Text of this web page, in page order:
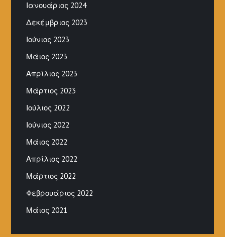
Ιανουάριος 2024
Δεκέμβριος 2023
Ιούνιος 2023
Μάιος 2023
Απρίλιος 2023
Μάρτιος 2023
Ιούλιος 2022
Ιούνιος 2022
Μάιος 2022
Απρίλιος 2022
Μάρτιος 2022
Φεβρουάριος 2022
Μάιος 2021